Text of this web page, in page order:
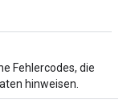
Fehlercodes, die
hinweisen.